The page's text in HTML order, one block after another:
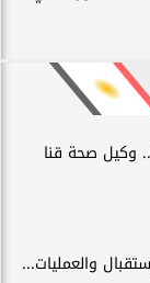
وكيل صحة قنا
والعمليات...